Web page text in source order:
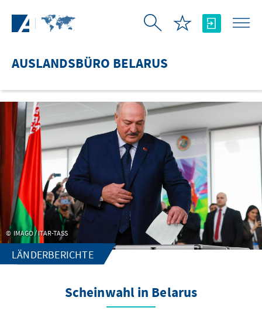
AUSLANDSBÜRO BELARUS
IMAGO / ITAR-TASS
LÄNDERBERICHTE
Scheinwahl in Belarus